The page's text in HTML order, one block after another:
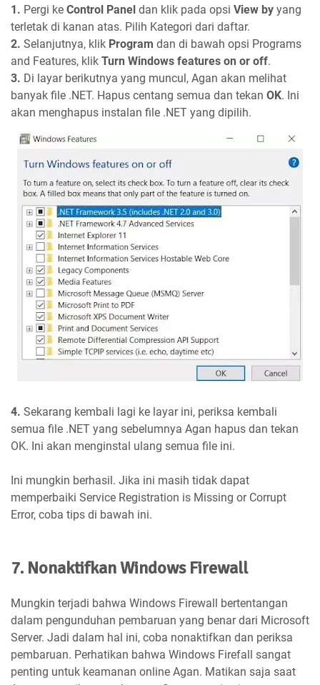
1. Pergi ke Control Panel dan klik pada opsi View by yang
terletak di kanan atas. Pilih Kategori dari daftar.
2. Selanjutnya, klik Program dan di bawah opsi Programs
and Features, klik Turn Windows features on or off.
3. Di layar berikutnya yang muncul, Agan akan melihat
banyak file .NET. Hapus centang semua dan tekan OK. Ini
akan menghapus instalan file .NET yang dipilih.
4. Sekarang kembali lagi ke layar ini, periksa kembali
semua file .NET yang sebelumnya Agan hapus dan tekan
OK. Ini akan menginstal ulang semua file ini.
Ini mungkin berhasil. Jika ini masih tidak dapat
memperbaiki Service Registration is Missing or Corrupt
Error, coba tips di bawah ini.
7. Nonaktifkan Windows Firewall
Mungkin terjadi bahwa Windows Firewall bertentangan
dalam pengunduhan pembaruan yang benar dari Microsoft
Server. Jadi dalam hal ini, coba nonaktifkan dan periksa
pembaruan. Perhatikan bahwa Windows Firefall sangat
penting untuk keamanan online Agan. Matikan saja saat